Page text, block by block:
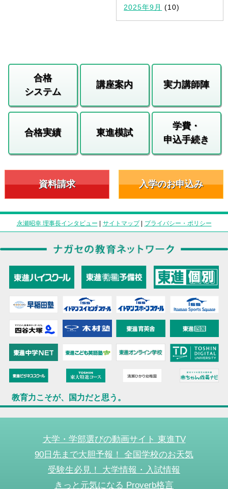
2025年9月 (10)
合格
システム
講座案内 実力講師陣
合格実績 東進模試
学費・
申込手続き
資料請求 入学のお申込み
永瀬昭幸 理事長インタビュー | サイトマップ| プライバシー・ポリシー
教育力こそが、国力だと思う。
大学・学部選びの動画サイト 東進TV
90日先まで大胆予報！ 全国学校のお天気
受験生必見！ 大学情報・入試情報
きっと元気になる Proverb格言